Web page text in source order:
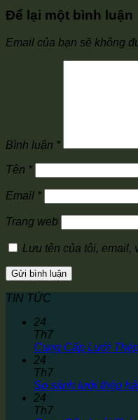
Để lại một bình luận
Email của bạn sẽ không
Bình luận *
Tên *
Email *
Trang web
Lưu tên của tôi, email,
TIN TỨC
24
Th7
Cung Cấp Lưới
24
Th7
So sánh lưới thép
24
Th7